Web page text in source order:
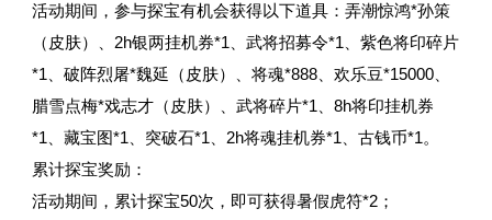
活动期间，参与探宝有机会获得以下道具：弄潮惊鸿*孙策
（皮肤）、2h银两挂机券*1、武将招募令*1、紫色将印碎片
*1、破阵烈屠*魏延（皮肤）、将魂*888、欢乐豆*15000、
腊雪点梅*戏志才（皮肤）、武将碎片*1、8h将印挂机券
*1、藏宝图*1、突破石*1、2h将魂挂机券*1、古钱币*1。
累计探宝奖励：
活动期间，累计探宝50次，即可获得暑假虎符*2；